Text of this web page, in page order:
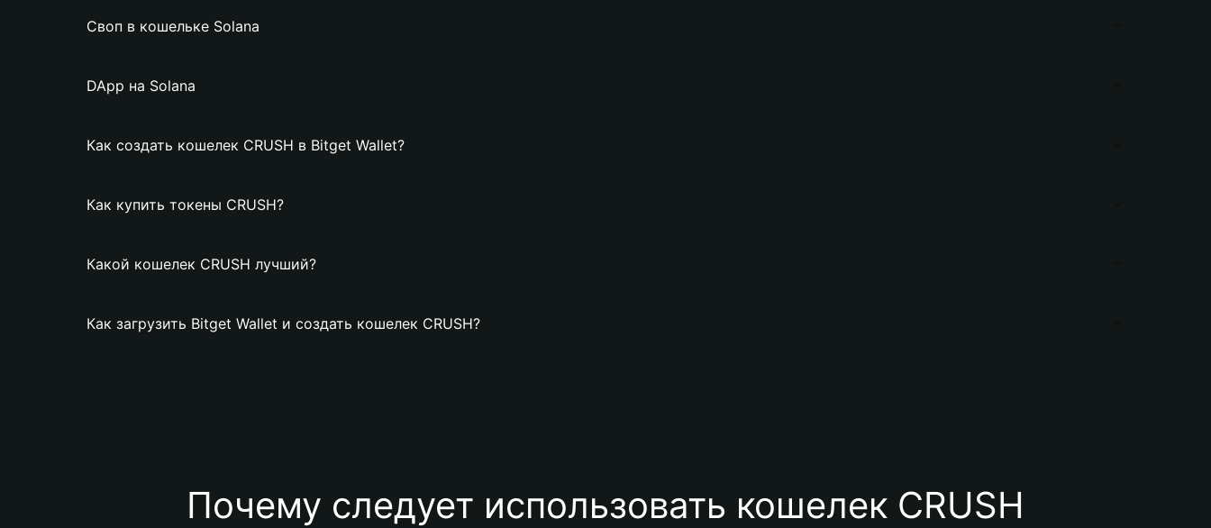
Своп в кошельке Solana
DApp на Solana
Как создать кошелек CRUSH в Bitget Wallet?
Как купить токены CRUSH?
Какой кошелек CRUSH лучший?
Как загрузить Bitget Wallet и создать кошелек CRUSH?
Почему следует использовать кошелек CRUSH